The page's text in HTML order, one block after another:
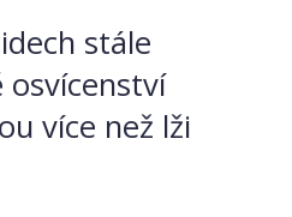
stále
osvícenství
více než lži